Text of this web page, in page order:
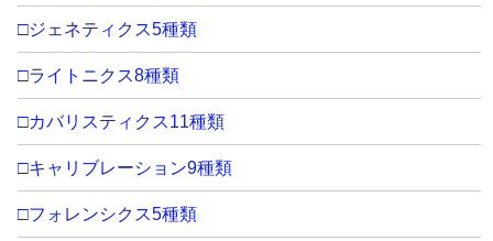
□ジェネティクス5種類
□ライトニクス8種類
□カバリスティクス11種類
□キャリブレーション9種類
□フォレンシクス5種類